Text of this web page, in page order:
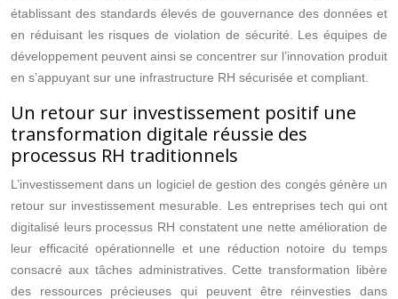
établissant des standards élevés de gouvernance des données et
en réduisant les risques de violation de sécurité. Les équipes de
développement peuvent ainsi se concentrer sur l’innovation produit
en s’appuyant sur une infrastructure RH sécurisée et compliant.
Un retour sur investissement positif une
transformation digitale réussie des
processus RH traditionnels
L’investissement dans un logiciel de gestion des congés génère un
retour sur investissement mesurable. Les entreprises tech qui ont
digitalisé leurs processus RH constatent une nette amélioration de
leur efficacité opérationnelle et une réduction notoire du temps
consacré aux tâches administratives. Cette transformation libère
des ressources précieuses qui peuvent être réinvesties dans